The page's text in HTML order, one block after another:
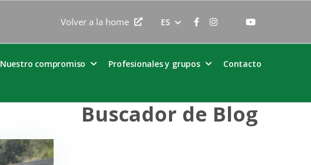
Volver a la home ES
Nuestro compromiso Profesionales y grupos Contacto
Buscador de Blog